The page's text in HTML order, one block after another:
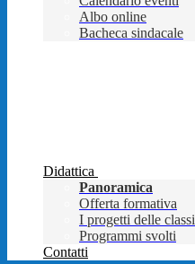
Albo online
Bacheca sindacale
Didattica
Panoramica
Offerta formativa
I progetti delle classi
Programmi svolti
Contatti